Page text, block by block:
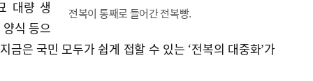
전복이 통째로 들어간 전복빵.
대량 생
식 등으
금은 국민 모두가 쉽게 접할 수 있는 ‘전복의 대중화’가